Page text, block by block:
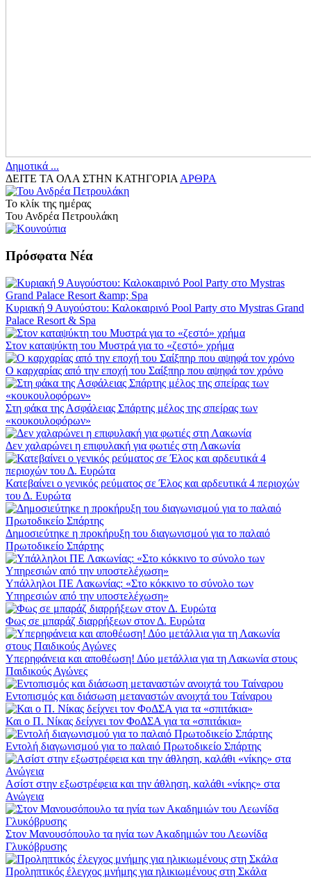
Δημοτικά ...
ΔΕΙΤΕ ΤΑ ΟΛΑ ΣΤΗΝ ΚΑΤΗΓΟΡΙΑ ΑΡΘΡΑ
Το κλίκ της ημέρας
Του Ανδρέα Πετρουλάκη
Πρόσφατα Νέα
Κυριακή 9 Αυγούστου: Καλοκαιρινό Pool Party στο Mystras Grand
Palace Resort & Spa
Στον καταψύκτη του Μυστρά για το «ζεστό» χρήμα
Ο καρχαρίας από την εποχή του Σαίξπηρ που αψηφά τον χρόνο
Στη φάκα της Ασφάλειας Σπάρτης μέλος της σπείρας των
«κουκουλοφόρων»
Δεν χαλαρώνει η επιφυλακή για φωτιές στη Λακωνία
Κατεβαίνει ο γενικός ρεύματος σε Έλος και αρδευτικά 4 περιοχών
του Δ. Ευρώτα
Δημοσιεύτηκε η προκήρυξη του διαγωνισμού για το παλαιό
Πρωτοδικείο Σπάρτης
Υπάλληλοι ΠΕ Λακωνίας: «Στο κόκκινο το σύνολο των
Υπηρεσιών από την υποστελέχωση»
Φως σε μπαράζ διαρρήξεων στον Δ. Ευρώτα
Υπερηφάνεια και αποθέωση! Δύο μετάλλια για τη Λακωνία στους
Παιδικούς Αγώνες
Εντοπισμός και διάσωση μεταναστών ανοιχτά του Ταίναρου
Και ο Π. Νίκας δείχνει τον ΦοΔΣΑ για τα «σπιτάκια»
Εντολή διαγωνισμού για το παλαιό Πρωτοδικείο Σπάρτης
Ασίστ στην εξωστρέφεια και την άθληση, καλάθι «νίκης» στα
Ανώγεια
Στον Μανουσόπουλο τα ηνία των Ακαδημιών του Λεωνίδα
Γλυκόβρυσης
Προληπτικός έλεγχος μνήμης για ηλικιωμένους στη Σκάλα